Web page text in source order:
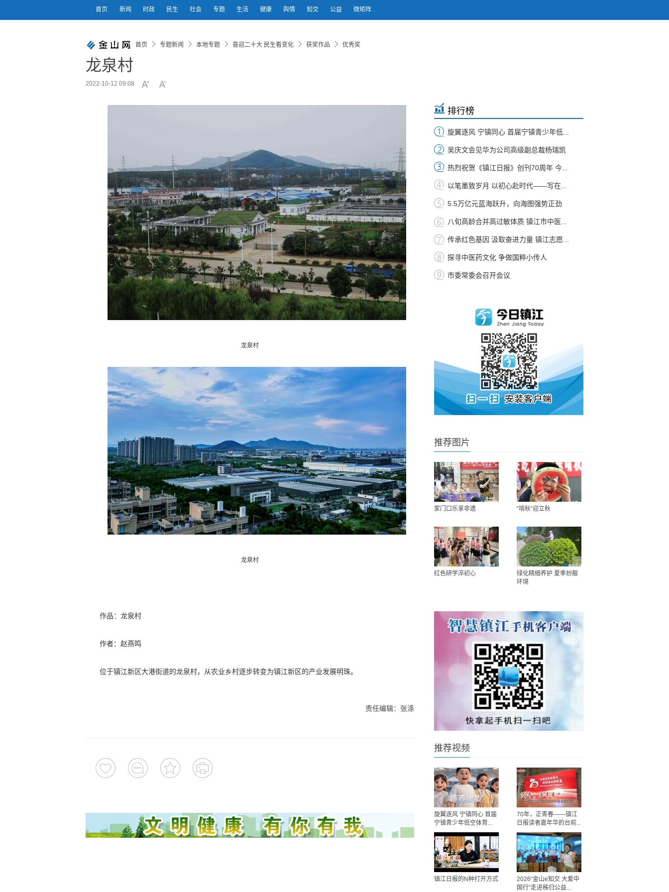
首页 新闻 时政 民生 社会 专题 生活 健康 舆情 知交 公益 微矩阵
首页 专题新闻 本地专题 喜迎二十大 民生看变化 获奖作品 优秀奖
龙泉村
2022-10-12 09:08
龙泉村
龙泉村
作品：龙泉村
作者：赵燕鸣
位于镇江新区大港街道的龙泉村，从农业乡村逐步转变为镇江新区的产业发展明珠。
责任编辑：张涤
排行榜
旋翼逐风 宁镇同心 首届宁镇青少年低...
吴庆文会见华为公司高级副总裁杨瑞凯
热烈祝贺《镇江日报》创刊70周年 今...
以笔墨致岁月 以初心赴时代——写在...
5.5万亿元蓝海跃升，向海图强势正劲
八旬高龄合并高过敏体质 镇江市中医...
传承红色基因 汲取奋进力量 镇江志愿...
探寻中医药文化 争做国粹小传人
市委常委会召开会议
推荐图片
家门口乐享非遗 “啃秋”迎立秋
红色研学淬初心
绿化精细养护 夏季扮靓
环境
推荐视频
旋翼逐风 宁镇同心 首届
宁镇青少年低空体育...
70年，正青春——镇江
日报读者嘉年华的台前...
镇江日报的N种打开方式
2026“金山e知交 大爱中
国行”走进秭归公益...